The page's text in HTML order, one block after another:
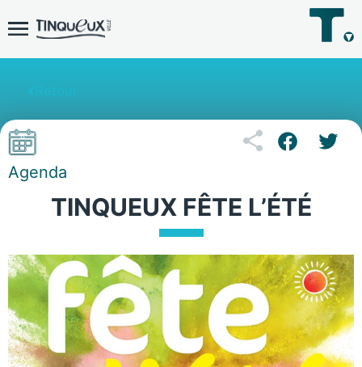
Agenda
TINQUEUX FÊTE L’ÉTÉ